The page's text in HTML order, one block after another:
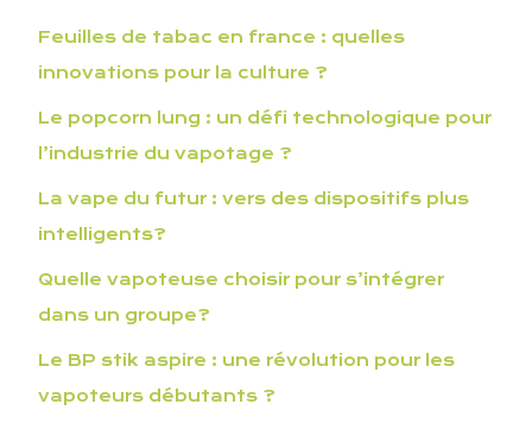
Feuilles de tabac en france : quelles
innovations pour la culture ?
Le popcorn lung : un défi technologique pour
l’industrie du vapotage ?
La vape du futur : vers des dispositifs plus
intelligents?
Quelle vapoteuse choisir pour s’intégrer
dans un groupe?
Le BP stik aspire : une révolution pour les
vapoteurs débutants ?